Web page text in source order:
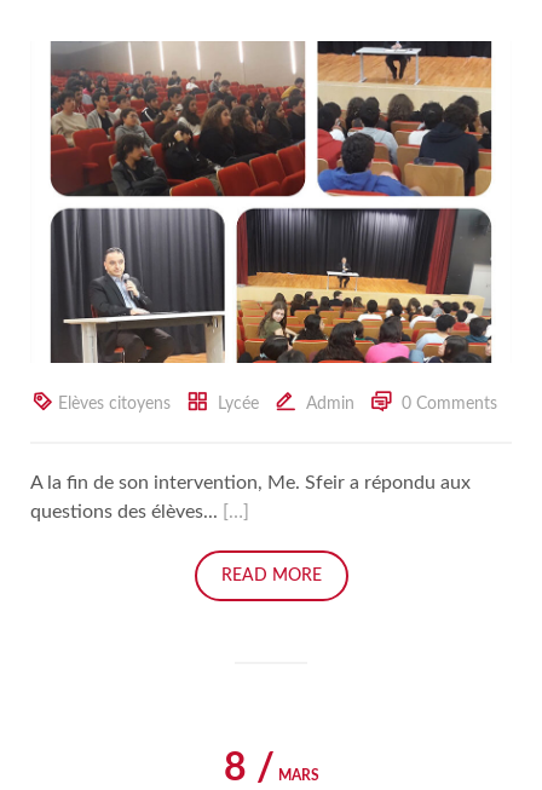
Elèves citoyens Lycée Admin 0 Comments
A la fin de son intervention, Me. Sfeir a répondu aux
questions des élèves...
[…]
READ MORE
8 / MARS